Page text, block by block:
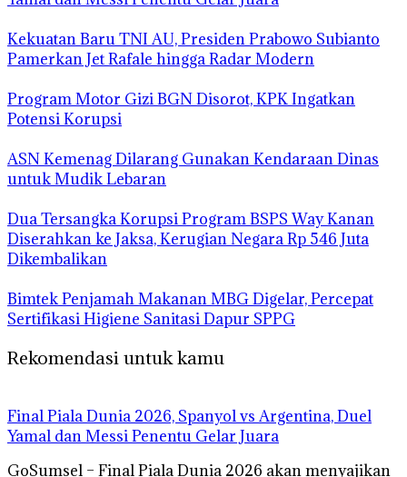
Kekuatan Baru TNI AU, Presiden Prabowo Subianto
Pamerkan Jet Rafale hingga Radar Modern
Program Motor Gizi BGN Disorot, KPK Ingatkan
Potensi Korupsi
ASN Kemenag Dilarang Gunakan Kendaraan Dinas
untuk Mudik Lebaran
Dua Tersangka Korupsi Program BSPS Way Kanan
Diserahkan ke Jaksa, Kerugian Negara Rp 546 Juta
Dikembalikan
Bimtek Penjamah Makanan MBG Digelar, Percepat
Sertifikasi Higiene Sanitasi Dapur SPPG
Rekomendasi untuk kamu
Final Piala Dunia 2026, Spanyol vs Argentina, Duel
Yamal dan Messi Penentu Gelar Juara
GoSumsel – Final Piala Dunia 2026 akan menyajikan